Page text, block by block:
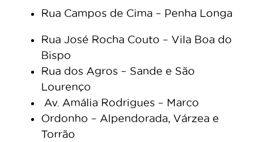
Rua Campos de Cima – Penha Longa
Rua José Rocha Couto – Vila Boa do
Bispo
Rua dos Agros – Sande e São
Lourenço
Av. Amália Rodrigues – Marco
Ordonho – Alpendorada, Várzea e
Torrão